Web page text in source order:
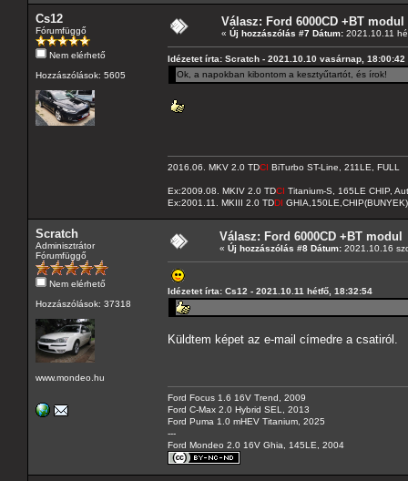
Cs12
Fórumfüggő
Nem elérhető
Hozzászólások: 5605
Válasz: Ford 6000CD +BT modul
« Új hozzászólás #7 Dátum: 2021.10.11
Idézetet írta: Scratch - 2021.10.10 vasárnap, 18:00:42
Ok, a napokban kibontom a kesztyűtartót, és írok!
2016.06. MKV 2.0 TDCI BiTurbo ST-Line, 211LE, FULL
Ex:2009.08. MKIV 2.0 TDCI Titanium-S, 165LE CHIP,
Ex:2001.11. MKIII 2.0 TDDI
Scratch
Adminisztrátor
Fórumfüggő
Nem elérhető
Hozzászólások: 37318
www.mondeo.hu
Válasz: Ford 6000CD +BT modul
« Új hozzászólás #8 Dátum: 2021.10.16
Idézetet írta: Cs12 - 2021.10.11 hétfő, 18:32:54
Küldtem képet az e-mail címedre a csatiról.
Ford Focus 1.6 16V Trend, 2009
Ford C-Max 2.0 Hybrid SEL, 2013
Ford Puma 1.0 mHEV Titanium, 2025
---
Ford Mondeo 2.0 16V Ghia, 145LE, 2004